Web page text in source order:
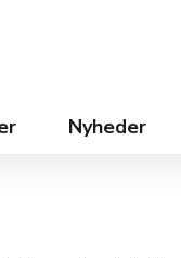
Nyheder